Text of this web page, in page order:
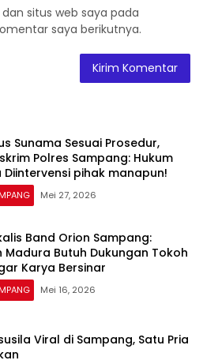
situs web saya pada
saya berikutnya.
Sunama Sesuai Prosedur,
Polres Sampang: Hukum
Diintervensi pihak manapun!
Mei 27, 2026
Band Orion Sampang:
Madura Butuh Dukungan Tokoh
Karya Bersinar
Mei 16, 2026
Viral di Sampang, Satu Pria